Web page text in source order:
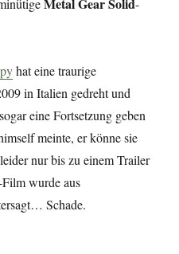
Metal Gear Solid-
hat eine traurige
in Italien gedreht und
eine Fortsetzung geben
meinte, er könne sie
nur bis zu einem Trailer
wurde aus
Schade.